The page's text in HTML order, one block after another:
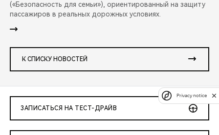
(«Безопасность для семьи»), ориентированный на защиту
пассажиров в реальных дорожных условиях.
К СПИСКУ НОВОСТЕЙ
ЗАПИСАТЬСЯ НА ТЕСТ-ДРАЙВ
Privacy notice